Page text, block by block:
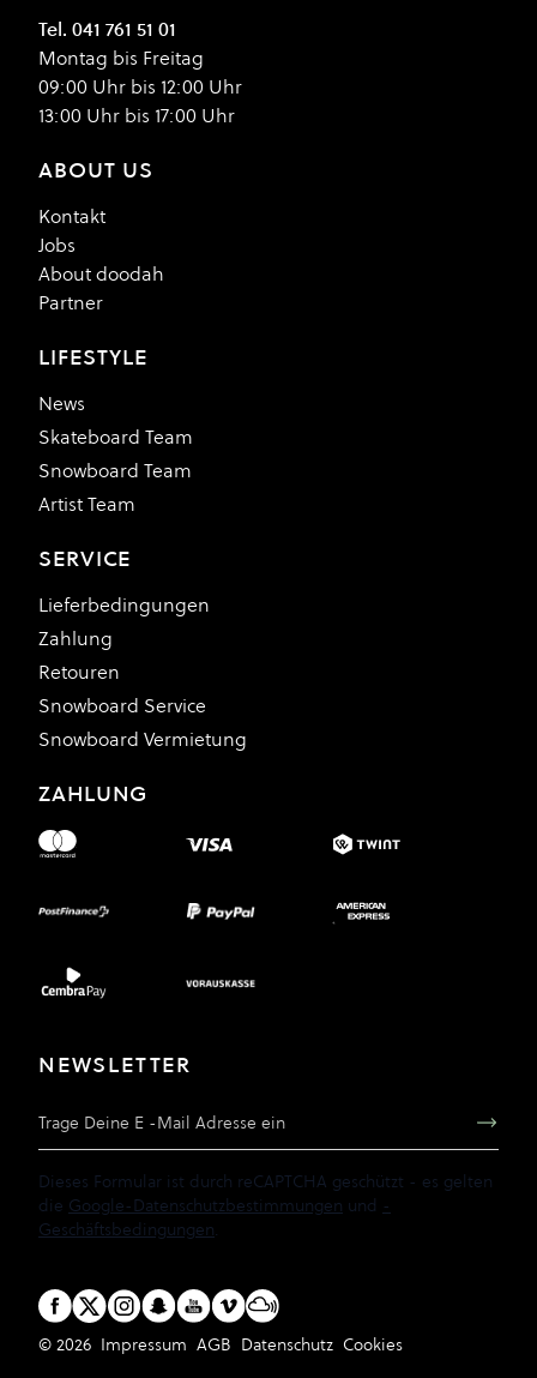
Tel. 041 761 51 01
Montag bis Freitag
09:00 Uhr bis 12:00 Uhr
13:00 Uhr bis 17:00 Uhr
ABOUT US
Kontakt
Jobs
About doodah
Partner
LIFESTYLE
News
Skateboard Team
Snowboard Team
Artist Team
SERVICE
Lieferbedingungen
Zahlung
Retouren
Snowboard Service
Snowboard Vermietung
ZAHLUNG
NEWSLETTER
Dieses Formular ist durch reCAPTCHA geschützt - es gelten
die Google-Datenschutzbestimmungen und -
Geschäftsbedingungen.
© 2026 Impressum AGB Datenschutz Cookies